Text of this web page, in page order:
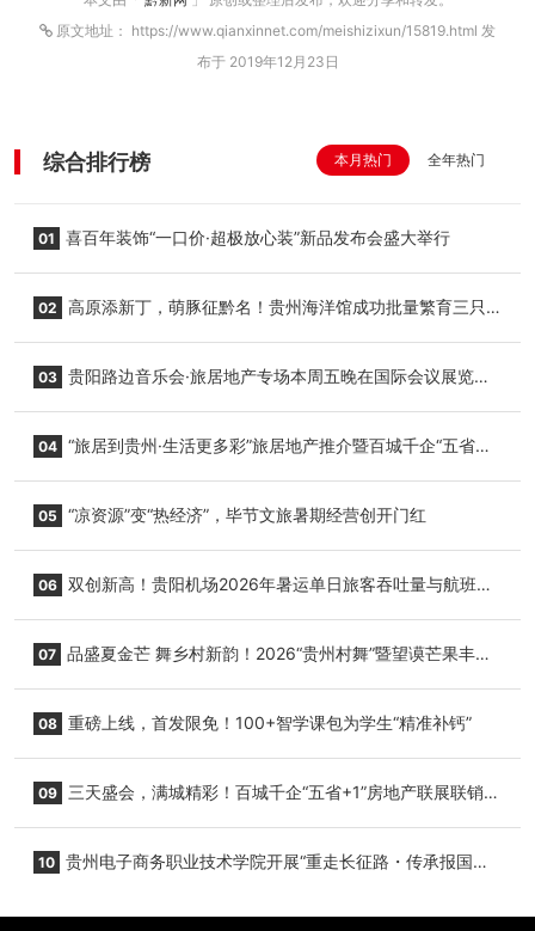
原文地址： https://www.qianxinnet.com/meishizixun/15819.html 发
布于 2019年12月23日
综合排行榜 本月热门 全年热门
01 喜百年装饰“一口价·超极放心装”新品发布会盛大举行
02 高原添新丁，萌豚征黔名！贵州海洋馆成功批量繁育三只
03 贵阳路边音乐会·旅居地产专场本周五晚在国际会议展览中
04 “旅居到贵州·生活更多彩”旅居地产推介暨百城千企“五省
05 “凉资源”变“热经济”，毕节文旅暑期经营创开门红
06 双创新高！贵阳机场2026年暑运单日旅客吞吐量与航班起
07 品盛夏金芒 舞乡村新韵！2026“贵州村舞”暨望谟芒果丰收
08 重磅上线，首发限免！100+智学课包为学生“精准补钙”
09 三天盛会，满城精彩！百城千企“五省+1”房地产联展联销活
10 贵州电子商务职业技术学院开展“重走长征路・传承报国